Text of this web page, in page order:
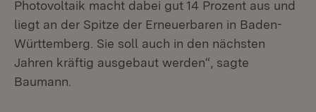
Photovoltaik macht dabei gut 14 Prozent aus und
liegt an der Spitze der Erneuerbaren in Baden-
Württemberg. Sie soll auch in den nächsten
Jahren kräftig ausgebaut werden“, sagte
Baumann.